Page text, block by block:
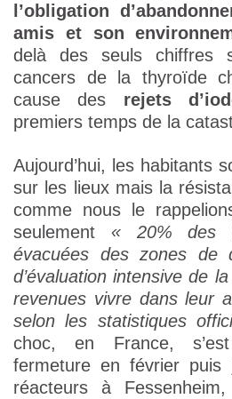
l’obligation
amis et son
delà des seuls chiffres
cancers de la thyroïde
cause des rejets
premiers temps de la
Aujourd’hui, les habitants
sur les lieux mais la
comme nous le
seulement « 20% des
évacuées des zones de
d’évaluation intensive de
revenues vivre dans leur
selon les statistiques
choc, en France,
fermeture en février
réacteurs à